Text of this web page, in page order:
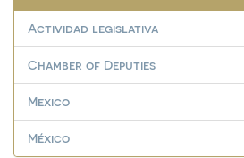
Actividad legislativa
Chamber of Deputies
Mexico
México